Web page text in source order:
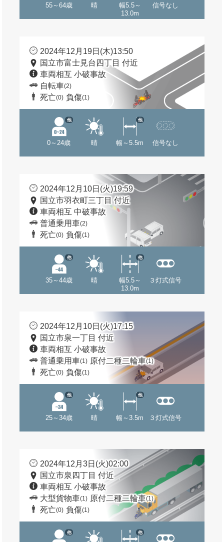
55～64歳 晴
幅5.5～
13.0m
信号なし
2024年12月19日(木)13:50
国立市富士見台四丁目 付近
車両相互 小破事故
自転車(2)
死亡(0) 負傷(1)
0～24歳
他
晴 幅～5.5m
他
信号なし
2024年12月10日(火)19:59
国立市羽衣町三丁目 付近
車両相互 中破事故
普通乗用車(2)
死亡(0) 負傷(1)
35～44歳
他
晴
幅5.5～
13.0m
他
３灯式信号
2024年12月10日(火)17:15
国立市泉一丁目 付近
車両相互 小破事故
普通乗用車(1) 原付二種二輪車(1)
死亡(0) 負傷(1)
25～34歳
他
晴 幅～3.5m
他
３灯式信号
2024年12月3日(火)02:00
国立市泉四丁目 付近
車両相互 小破事故
大型貨物車(1) 原付二種二輪車(1)
死亡(0) 負傷(1)
他 他